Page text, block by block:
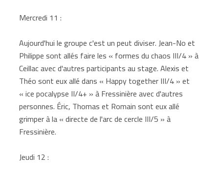
Mercredi 11 :
Aujourd'hui le groupe c'est un peut diviser. Jean-No et
Philippe sont allés faire les « formes du chaos III/4 » à
Ceillac avec d'autres participants au stage. Alexis et
Théo sont eux allé dans « Happy together III/4 » et
« ice pocalypse II/4+ » à Fressinière avec d'autres
personnes. Éric, Thomas et Romain sont eux allé
grimper à la « directe de l'arc de cercle III/5 » à
Fressinière.
Jeudi 12 :